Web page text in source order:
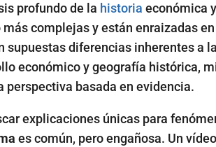
profundo de la historia económica
más complejas y están enraizadas
supuestas diferencias inherentes a
económico y geografía histórica,
perspectiva basada en evidencia.
explicaciones únicas para
es común, pero engañosa. Un